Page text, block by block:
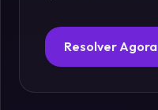
Fósforos
Resolver Agora